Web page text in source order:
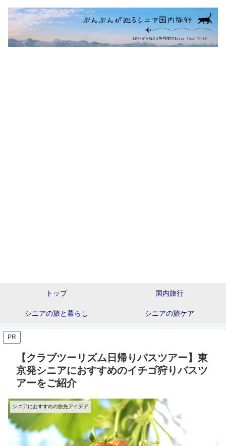
トップ 国内旅行
シニアの旅と暮らし シニアの旅ケア
PR
【クラブツーリズム日帰りバスツアー】東
京発シニアにおすすめのイチゴ狩りバスツ
アーをご紹介
シニアにおすすめの旅先アイデア